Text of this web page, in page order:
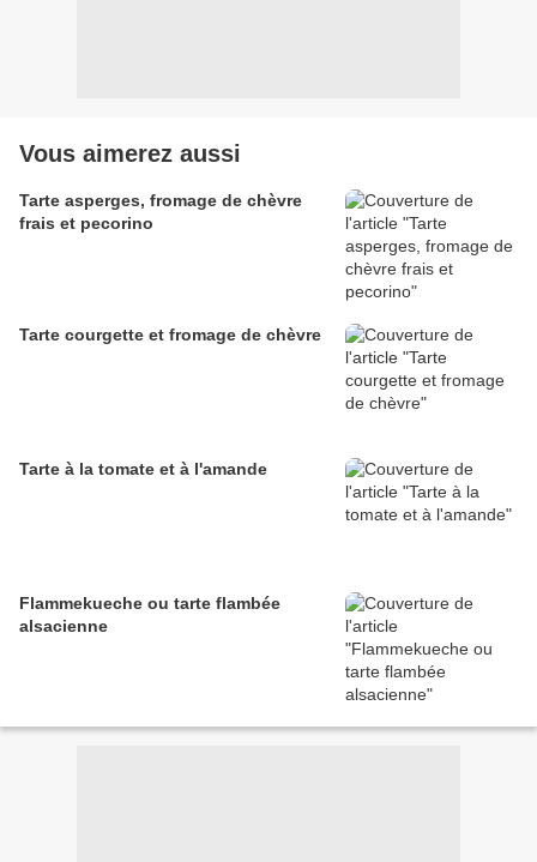
Vous aimerez aussi
Tarte asperges, fromage de chèvre
frais et pecorino
Tarte courgette et fromage de chèvre
Tarte à la tomate et à l'amande
Flammekueche ou tarte flambée
alsacienne